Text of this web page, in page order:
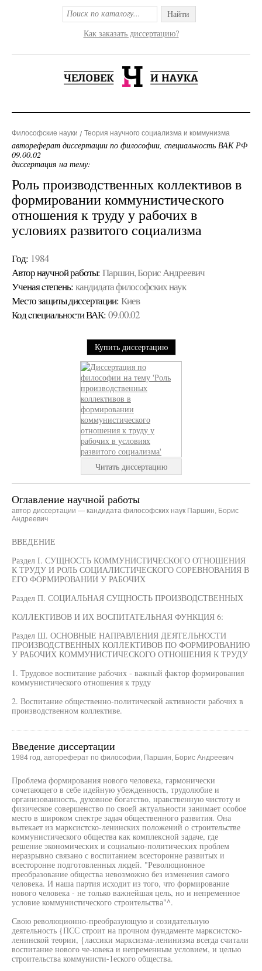
Найти
Как заказать диссертацию?
Философские науки Теория научного социализма и коммунизма
автореферат диссертации по философии, специальность ВАК РФ
09.00.02
диссертация на тему:
Роль производственных коллективов в
формировании коммунистического
отношения к труду у рабочих в
условиях развитого социализма
Год: 1984
Автор научной работы: Паршин, Борис Андреевич
Ученая cтепень: кандидата философских наук
Место защиты диссертации: Киев
Код cпециальности ВАК: 09.00.02
Купить диссертацию
Читать диссертацию
Оглавление научной работы
автор диссертации — кандидата философских наук Паршин, Борис
Андреевич
ВВЕДЕНИЕ
Раздел I. СУЩНОСТЬ КОММУНИСТИЧЕСКОГО ОТНОШЕНИЯ
К ТРУДУ И РОЛЬ СОЦИАЛИСТИЧЕСКОГО СОРЕВНОВАНИЯ В
ЕГО ФОРМИРОВАНИИ У РАБОЧИХ
Раздел П. СОЦИАЛЬНАЯ СУЩНОСТЬ ПРОИЗВОДСТВЕННЫХ
КОЛЛЕКТИВОВ И ИХ ВОСПИТАТЕЛЬНАЯ ФУНКЦИЯ 6:
Раздел Ш. ОСНОВНЫЕ НАПРАВЛЕНИЯ ДЕЯТЕЛЬНОСТИ
ПРОИЗВОДСТВЕННЫХ КОЛЛЕКТИВОВ ПО ФОРМИРОВАНИЮ
У РАБОЧИХ КОММУНИСТИЧЕСКОГО ОТНОШЕНИЯ К ТРУДУ
1. Трудовое воспитание рабочих - важный фактор формирования
коммунистического отношения к труду
2. Воспитание общественно-политической активности рабочих в
производственном коллективе.
Введение диссертации
1984 год, автореферат по философии, Паршин, Борис Андреевич
Проблема формирования нового человека, гармонически
сочетающего в себе идейную убежденность, трудолюбие и
организованность, духовное богатство, нравственную чистоту и
физическое совершенство по своей актуальности занимает особое
место в широком спектре задач общественного развития. Она
вытекает из марксистско-ленинских положений о строительстве
коммунистического общества как комплексной задаче, где
решение экономических и социально-политических проблем
неразрывно связано с воспитанием всесторонне развитых и
всесторонне подготовленных людей. "Революционное
преобразование общества невозможно без изменения самого
человека. И наша партия исходит из того, что формирование
нового человека - не только важнейшая цель, но и непременное
условие коммунистического строительства"^.
Свою революционно-преобразующую и созидательную
деятельность {ПСС строит на прочном фундаменте марксистско-
ленинской теории, {лассики марксизма-ленинизма всегда считали
воспитание нового че-ювека и непременным условием, и целью
строительства коммунисти-1еского общества.